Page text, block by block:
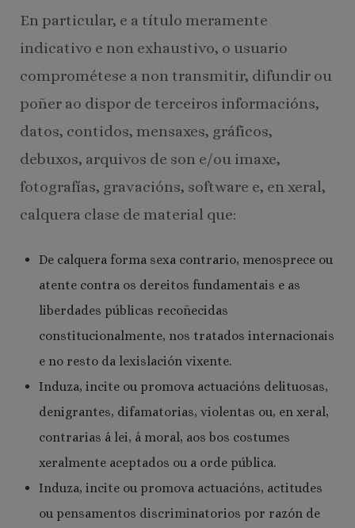
En particular, e a título meramente
indicativo e non exhaustivo, o usuario
comprométese a non transmitir, difundir ou
poñer ao dispor de terceiros informacións,
datos, contidos, mensaxes, gráficos,
debuxos, arquivos de son e/ou imaxe,
fotografías, gravacións, software e, en xeral,
calquera clase de material que:
De calquera forma sexa contrario, menosprece ou
atente contra os dereitos fundamentais e as
liberdades públicas recoñecidas
constitucionalmente, nos tratados internacionais
e no resto da lexislación vixente.
Induza, incite ou promova actuacións delituosas,
denigrantes, difamatorias, violentas ou, en xeral,
contrarias á lei, á moral, aos bos costumes
xeralmente aceptados ou a orde pública.
Induza, incite ou promova actuacións, actitudes
ou pensamentos discriminatorios por razón de